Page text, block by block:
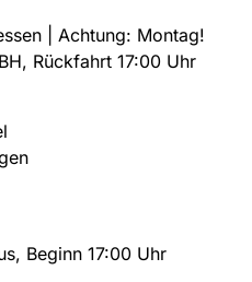
| Achtung: Montag!
Rückfahrt 17:00 Uhr
Beginn 17:00 Uhr